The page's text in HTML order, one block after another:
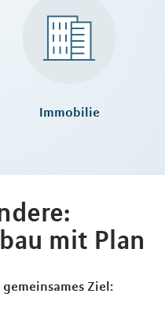
Immobilie
mit Plan
Ziel: